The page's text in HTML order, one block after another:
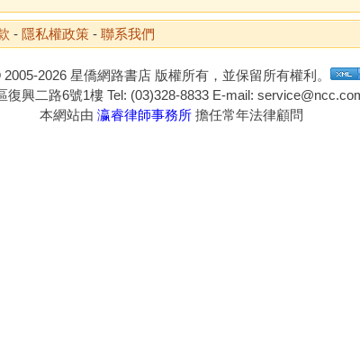
- 隱私權政策 - 聯系我們
2026 星僑網路書店 版權所有，並保留所有權利。
復興二路6號1樓 Tel: (03)328-8833 E-mail:
本網站由 瀛睿律師事務所擔任常年法律顧問